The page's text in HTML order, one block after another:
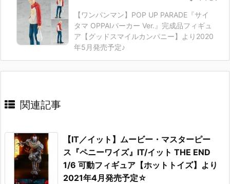
【ワンパンマン】POP UP PARADE『サイ
タマ OPPAIパーカー Ver.』完成品フィギュ
ア【グッドスマイルカンパニー】より2020
年5月発売予定♪
関連記事
【IT／イット】ムービー・マスターピー
ス『ペニーワイズ』IT/イット THE END
1/6 可動フィギュア【ホットトイズ】より
2021年4月発売予定☆